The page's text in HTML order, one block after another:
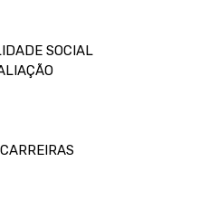
SOCIAL